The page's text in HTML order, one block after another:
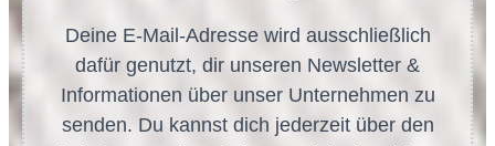
Deine E-Mail-Adresse wird ausschließlich
dafür genutzt, dir unseren Newsletter &
Informationen über unser Unternehmen zu
senden. Du kannst dich jederzeit über den